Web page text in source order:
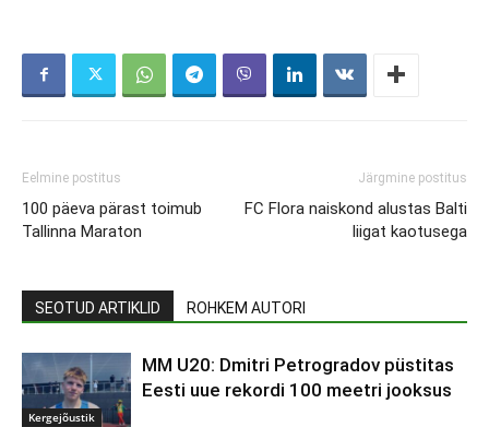
Eelmine postitus
100 päeva pärast toimub
Tallinna Maraton
Järgmine postitus
FC Flora naiskond alustas Balti
liigat kaotusega
SEOTUD ARTIKLID ROHKEM AUTORI
Kergejõustik
MM U20: Dmitri Petrogradov püstitas
Eesti uue rekordi 100 meetri jooksus